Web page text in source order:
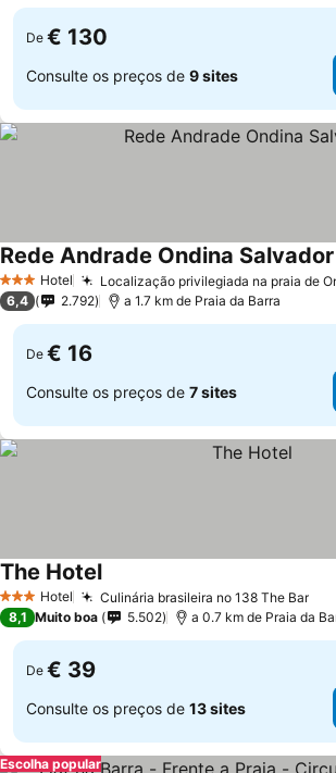
De € 130
Consulte os preços de 9 sites
3 EstrelasHotel Localização privilegiada na praia de
Rede Andrade Ondina Salvador
6,4 2.792 a 1.7 km de Praia da Barra
De € 16
Consulte os preços de 7 sites
3 EstrelasHotel Culinária brasileira no 138 The Bar
The Hotel
8,1 Muito boa 5.502 a 0.7 km de Praia da
De € 39
Consulte os preços de 13 sites
Escolha popular